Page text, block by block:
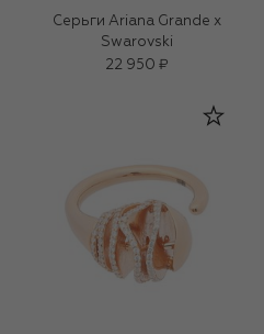
Серьги Ariana Grande x
Swarovski
22 950 ₽